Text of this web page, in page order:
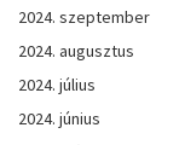
2024. szeptember
2024. augusztus
2024. július
2024. június